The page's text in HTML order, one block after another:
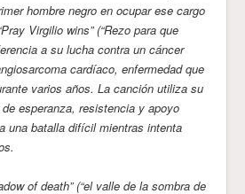
hombre negro en ocupar ese cargo
Virgilio wins” (“Rezo para que
a su lucha contra un cáncer
cardíaco, enfermedad que
varios años. La canción utiliza su
esperanza, resistencia y apoyo
una batalla difícil mientras intenta
of death” (“el valle de la sombra de